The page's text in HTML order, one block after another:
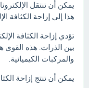
يمكن أن تنتقل
هذا إلى إزاحة الكثافة
تؤدي إزاحة الكثافة
بين الذرات. هذه
والمركبات الكيميائية.
يمكن أن تنتج إزاحة